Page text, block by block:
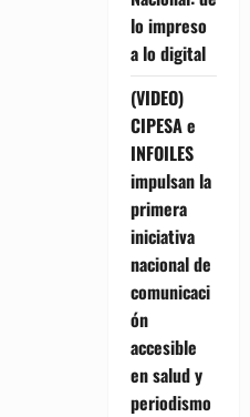
lo impreso
a lo digital
(VIDEO)
CIPESA e
INFOILES
impulsan la
primera
iniciativa
nacional de
comunicaci
ón
accesible
en salud y
periodismo